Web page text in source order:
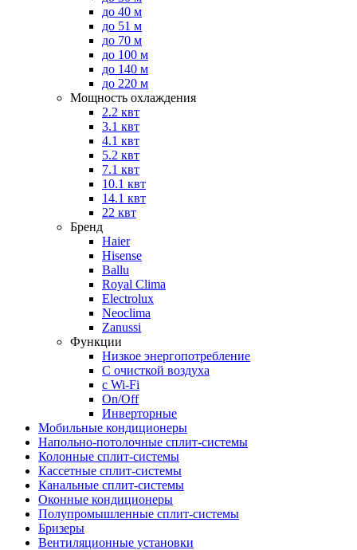
до 40 м
до 51 м
до 70 м
до 100 м
до 140 м
до 220 м
Мощность охлаждения
2.2 квт
3.1 квт
4.1 квт
5.2 квт
7.1 квт
10.1 квт
14.1 квт
22 квт
Бренд
Haier
Hisense
Ballu
Royal Clima
Electrolux
Neoclima
Zanussi
Функции
Низкое энергопотребление
С очисткой воздуха
с Wi-Fi
On/Off
Инверторные
Мобильные кондиционеры
Напольно-потолоч​ные ​сплит-системы
Колонные ​​сплит-системы
Кассетные сплит-системы
Канальные сплит-системы
Оконные кондиционеры
Полупромышленные сплит-системы
Бризеры
Вентиляционные установки